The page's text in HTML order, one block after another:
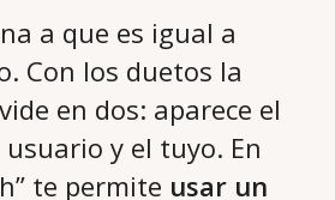
a que es igual a
Con los duetos la
en dos: aparece el
y el tuyo. En
te permite usar un